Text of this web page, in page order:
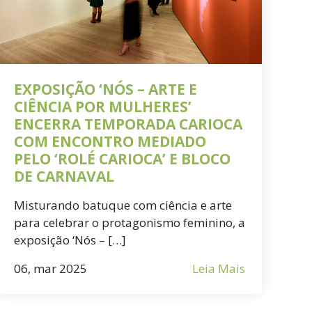
EXPOSIÇÃO ‘NÓS – ARTE E
CIÊNCIA POR MULHERES’
ENCERRA TEMPORADA CARIOCA
COM ENCONTRO MEDIADO
PELO ‘ROLÉ CARIOCA’ E BLOCO
DE CARNAVAL
Misturando batuque com ciência e arte
para celebrar o protagonismo feminino, a
exposição ‘Nós – […]
06, mar 2025
Leia Mais